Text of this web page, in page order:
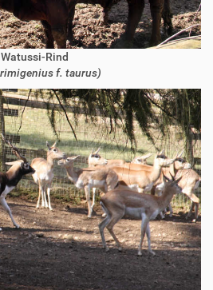
Watussi-Rind
f. taurus)